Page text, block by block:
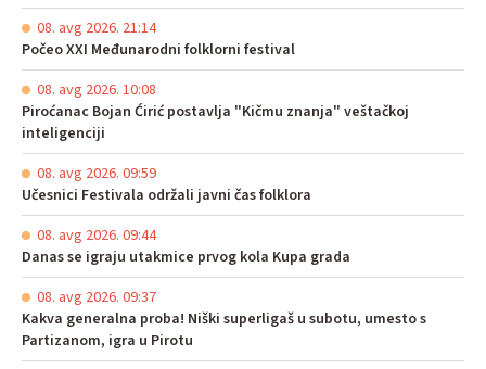
08. avg 2026. 21:14
Počeo XXI Međunarodni folklorni festival
08. avg 2026. 10:08
Piroćanac Bojan Ćirić postavlja "Kičmu znanja" veštačkoj
inteligenciji
08. avg 2026. 09:59
Učesnici Festivala održali javni čas folklora
08. avg 2026. 09:44
Danas se igraju utakmice prvog kola Kupa grada
08. avg 2026. 09:37
Kakva generalna proba! Niški superligaš u subotu, umesto s
Partizanom, igra u Pirotu